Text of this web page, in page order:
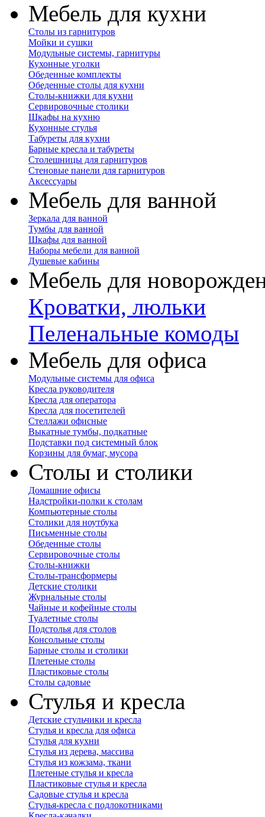
Мебель для кухни
Столы из гарнитуров
Мойки и сушки
Модульные системы, гарнитуры
Кухонные уголки
Обеденные комплекты
Обеденные столы для кухни
Столы-книжки для кухни
Сервировочные столики
Шкафы на кухню
Кухонные стулья
Табуреты для кухни
Барные кресла и табуреты
Столешницы для гарнитуров
Стеновые панели для гарнитуров
Аксессуары
Мебель для ванной
Зеркала для ванной
Тумбы для ванной
Шкафы для ванной
Наборы мебели для ванной
Душевые кабины
Мебель для
Кроватки, люльки
Пеленальные комоды
Мебель для офиса
Модульные системы для офиса
Кресла руководителя
Кресла для оператора
Кресла для посетителей
Стеллажи офисные
Выкатные тумбы, подкатные
Подставки под системный блок
Корзины для бумаг, мусора
Столы и столики
Домашние офисы
Надстройки-полки к столам
Компьютерные столы
Столики для ноутбука
Письменные столы
Обеденные столы
Сервировочные столы
Столы-книжки
Столы-трансформеры
Детские столики
Журнальные столы
Чайные и кофейные столы
Туалетные столы
Подстолья для столов
Консольные столы
Барные столы и столики
Плетеные столы
Пластиковые столы
Столы садовые
Стулья и кресла
Детские стульчики и кресла
Стулья и кресла для офиса
Стулья для кухни
Стулья из дерева, массива
Стулья из кожзама, ткани
Плетеные стулья и кресла
Пластиковые стулья и кресла
Садовые стулья и кресла
Стулья-кресла с подлокотниками